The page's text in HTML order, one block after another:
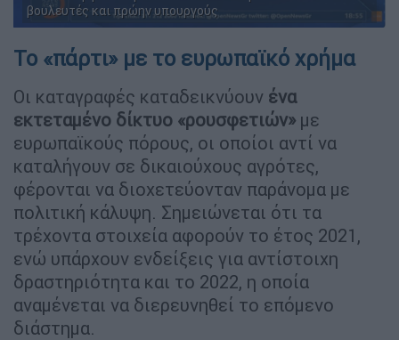
βουλευτές και πρώην υπουργούς
Το «πάρτι» με το ευρωπαϊκό χρήμα
Οι καταγραφές καταδεικνύουν ένα
εκτεταμένο δίκτυο «ρουσφετιών» με
ευρωπαϊκούς πόρους, οι οποίοι αντί να
καταλήγουν σε δικαιούχους αγρότες,
φέρονται να διοχετεύονταν παράνομα με
πολιτική κάλυψη. Σημειώνεται ότι τα
τρέχοντα στοιχεία αφορούν το έτος 2021,
ενώ υπάρχουν ενδείξεις για αντίστοιχη
δραστηριότητα και το 2022, η οποία
αναμένεται να διερευνηθεί το επόμενο
διάστημα.